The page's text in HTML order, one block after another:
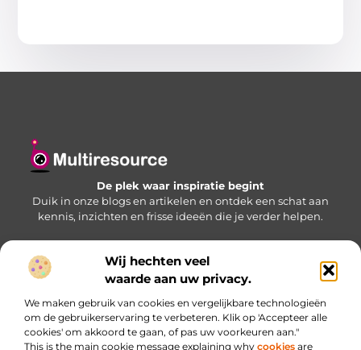
Wij hechten veel
waarde aan uw privacy.
We maken gebruik van cookies en vergelijkbare technologieën
om de gebruikerservaring te verbeteren. Klik op 'Accepteer alle
cookies' om akkoord te gaan, of pas uw voorkeuren aan."
This is the main cookie message explaining why cookies are
De plek waar inspiratie begint
Duik in onze blogs en artikelen en ontdek een schat aan
kennis, inzichten en frisse ideeën die je verder helpen.
Bericht categorie
Onze informatie